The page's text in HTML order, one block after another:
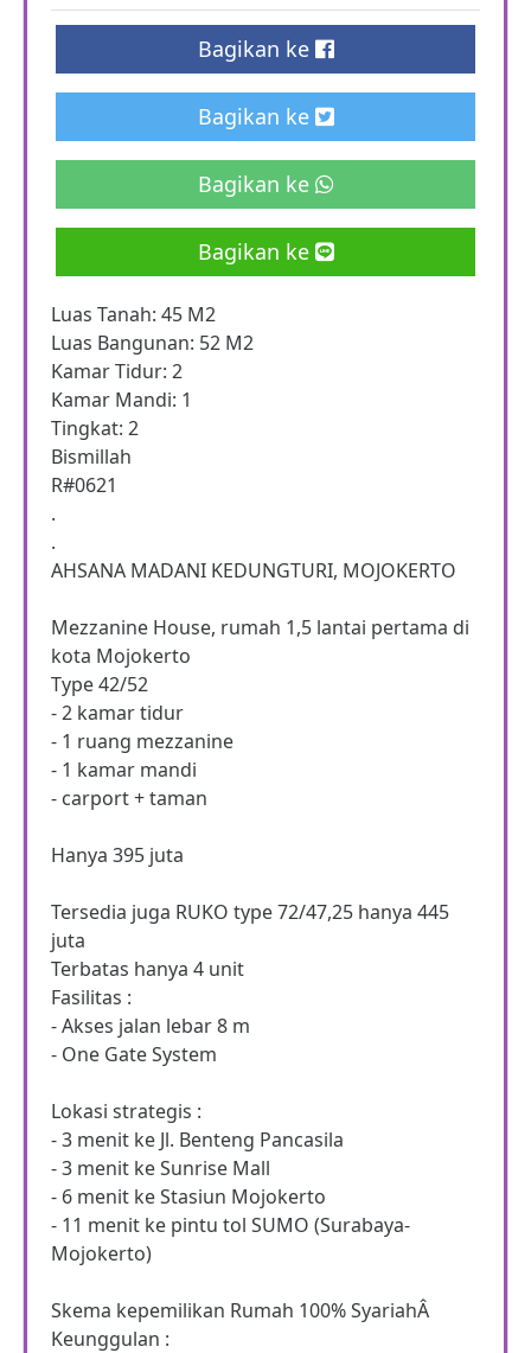
Bagikan ke
Bagikan ke
Bagikan ke
Bagikan ke
Luas Tanah: 45 M2
Luas Bangunan: 52 M2
Kamar Tidur: 2
Kamar Mandi: 1
Tingkat: 2
Bismillah
R#0621
.
.
AHSANA MADANI KEDUNGTURI, MOJOKERTO
Mezzanine House, rumah 1,5 lantai pertama di
kota Mojokerto
Type 42/52
- 2 kamar tidur
- 1 ruang mezzanine
- 1 kamar mandi
- carport + taman
Hanya 395 juta
Tersedia juga RUKO type 72/47,25 hanya 445
juta
Terbatas hanya 4 unit
Fasilitas :
- Akses jalan lebar 8 m
- One Gate System
Lokasi strategis :
- 3 menit ke Jl. Benteng Pancasila
- 3 menit ke Sunrise Mall
- 6 menit ke Stasiun Mojokerto
- 11 menit ke pintu tol SUMO (Surabaya-
Mojokerto)
Skema kepemilikan Rumah 100% SyariahÂ
Keunggulan :